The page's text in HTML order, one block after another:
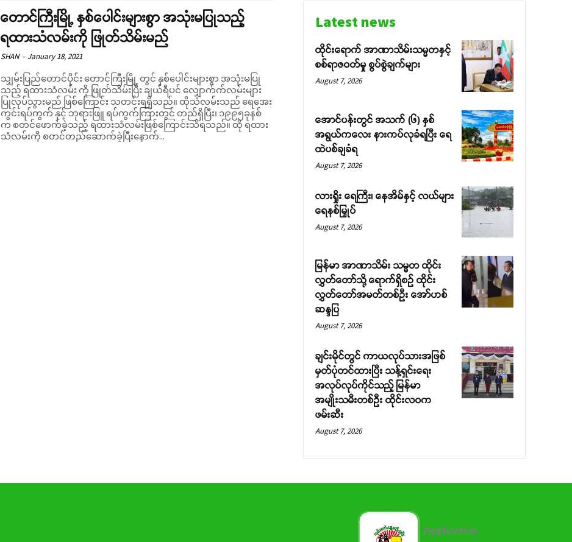
တောင်ကြီးမြို့ နှစ်ပေါင်းများစွာ အသုံးမပြုသည့်
ရထားသံလမ်းကို ဖြုတ်သိမ်းမည်
SHAN - January 18, 2021
သျှမ်းပြည်တောင်ပိုင်း တောင်ကြီးမြို့ တွင် နှစ်ပေါင်းများစွာ အသုံးမပြု
သည့် ရထားသံလမ်း ကို ဖြုတ်သိမ်းပြီး ချယ်ရီပင် လျှောက်က်လမ်းများ
ပြုလုပ်သွားမည် ဖြစ်ကြောင်း သတင်းရရှိသည်။ ထိုသံလမ်းသည် ရေအေး
ကွင်းရပ်ကွက် နှင့် ဘုရားဖြူ ရပ်ကွက်ကြားတွင် တည်ရှိပြီး၊ ၁၉၉၅ခုနစ်
က စတင်ဖောက်ခဲ့သည့် ရထားသံလမ်းဖြစ်ကြောင်းသိရသည်။ ထို ရထား
သံလမ်းကို စတင်တည်ဆောက်ခဲ့ပြီးနောက်...
Latest news
ထိုင်းရောက် အာဏာသိမ်းသမ္မတနှင့်
စစ်ရာဇဝတ်မှု စွပ်စွဲချက်များ
August 7, 2026
အောင်ပန်းတွင် အသက် (၆) နှစ်
အရွယ်ကလေး နားကပ်လုခံရပြီး ရေ
ထဲပစ်ချခံရ
August 7, 2026
လားရှိုး ရေကြီး၊ နေအိမ်နှင့် လယ်များ
ရေနစ်မြှုပ်
August 7, 2026
မြန်မာ အာဏာသိမ်း သမ္မတ ထိုင်း
လွှတ်တော်သို့ ရောက်ရှိစဉ် ထိုင်း
လွှတ်တော်အမတ်တစ်ဦး အော်ဟစ်
ဆန္ဒပြ
August 7, 2026
ချင်းမိုင်တွင် ကာယလုပ်သားအဖြစ်
မှတ်ပုံတင်ထားပြီး သန့်ရှင်းရေး
အလုပ်လုပ်ကိုင်သည့် မြန်မာ
အမျိုးသမီးတစ်ဦး ထိုင်းလဝက
ဖမ်းဆီး
August 7, 2026